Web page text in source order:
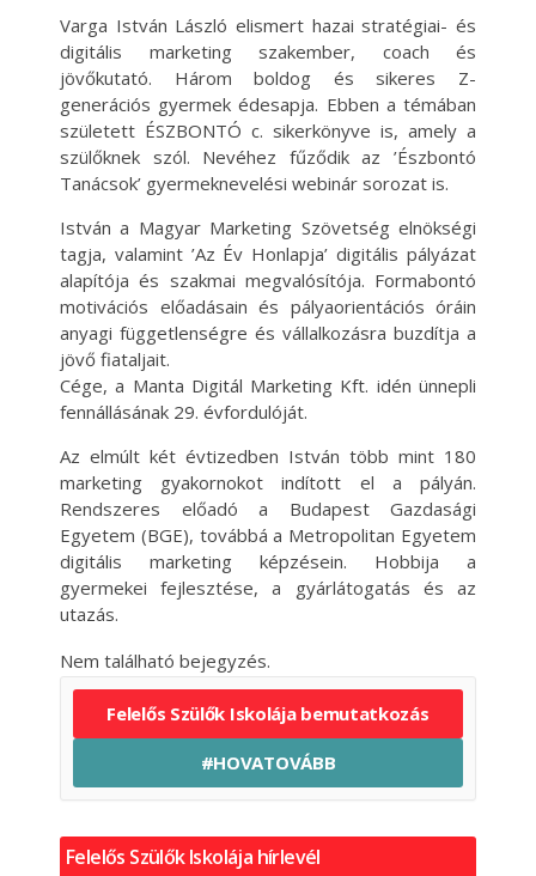
Varga István László elismert hazai stratégiai- és
digitális marketing szakember, coach és
jövőkutató. Három boldog és sikeres Z-
generációs gyermek édesapja. Ebben a témában
született ÉSZBONTÓ c. sikerkönyve is, amely a
szülőknek szól. Nevéhez fűződik az ’Észbontó
Tanácsok’ gyermeknevelési webinár sorozat is.
István a Magyar Marketing Szövetség elnökségi
tagja, valamint ’Az Év Honlapja’ digitális pályázat
alapítója és szakmai megvalósítója. Formabontó
motivációs előadásain és pályaorientációs óráin
anyagi függetlenségre és vállalkozásra buzdítja a
jövő fiataljait.
Cége, a Manta Digitál Marketing Kft. idén ünnepli
fennállásának 29. évfordulóját.
Az elmúlt két évtizedben István több mint 180
marketing gyakornokot indított el a pályán.
Rendszeres előadó a Budapest Gazdasági
Egyetem (BGE), továbbá a Metropolitan Egyetem
digitális marketing képzésein. Hobbija a
gyermekei fejlesztése, a gyárlátogatás és az
utazás.
Nem található bejegyzés.
Felelős Szülők Iskolája bemutatkozás
#HOVATOVÁBB
Felelős Szülők Iskolája hírlevél